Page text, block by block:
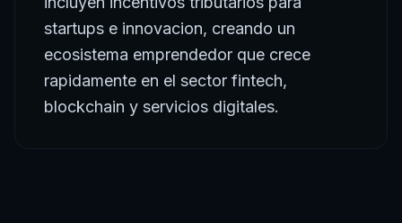
startups e innovacion, creando un
ecosistema emprendedor que crece
rapidamente en el sector fintech,
blockchain y servicios digitales.